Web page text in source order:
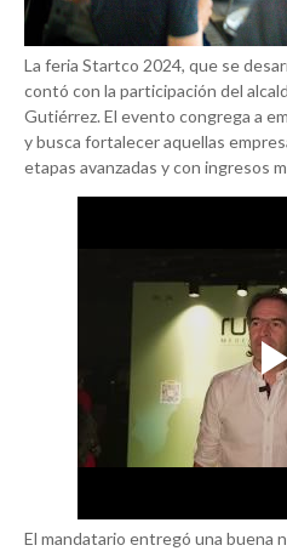
La feria Startco 2024, que se
contó con la participación del
Gutiérrez. El evento congrega a
y busca fortalecer aquellas
etapas avanzadas y con ingresos
El mandatario entregó una buena